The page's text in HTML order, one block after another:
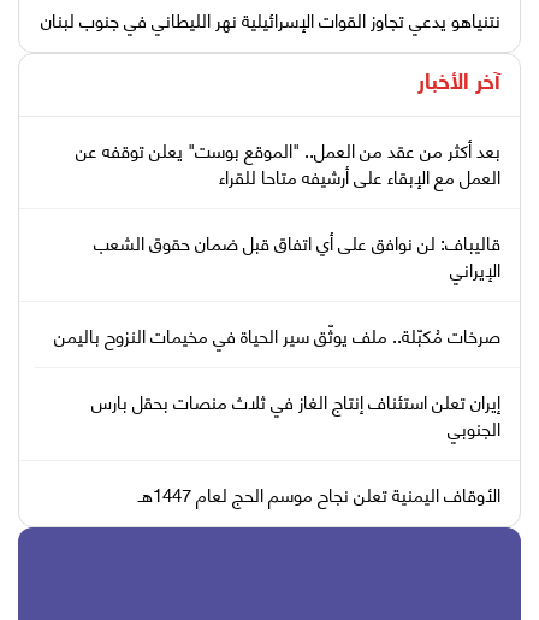
نتنياهو يدعي تجاوز القوات الإسرائيلية نهر الليطاني في جنوب لبنان
آخر الأخبار
بعد أكثر من عقد من العمل.. "الموقع بوست" يعلن توقفه عن
العمل مع الإبقاء على أرشيفه متاحا للقراء
قاليباف: لن نوافق على أي اتفاق قبل ضمان حقوق الشعب
الإيراني
صرخات مُكبّلة.. ملف يوثّق سير الحياة في مخيمات النزوح باليمن
إيران تعلن استئناف إنتاج الغاز في ثلاث منصات بحقل بارس
الجنوبي
الأوقاف اليمنية تعلن نجاح موسم الحج لعام 1447هـ